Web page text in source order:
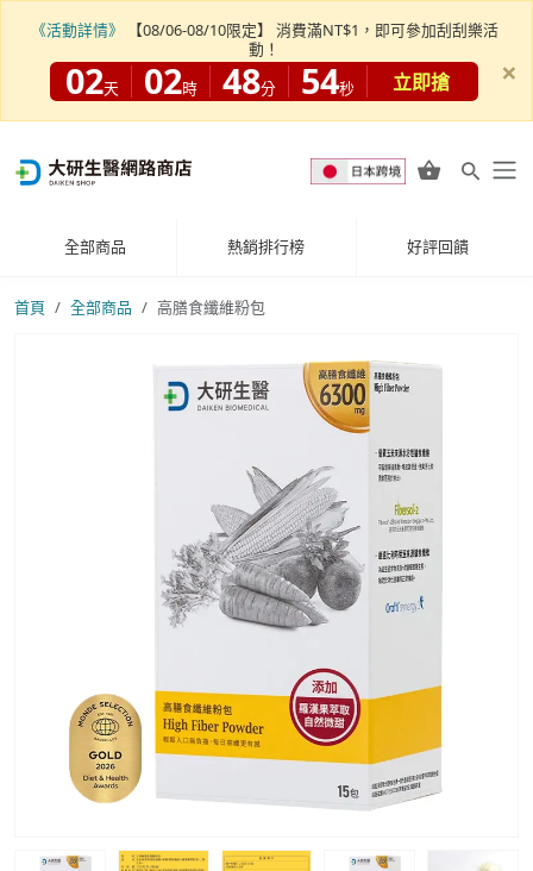
全部商品 熱銷排行榜 好評回饋
首頁 全部商品 高膳食纖維粉包
《活動詳情》
【08/06-08/10限定】 消費滿NT$1，即可參加刮刮樂活
動！
02天 02時 48分 53秒 立即搶 ×